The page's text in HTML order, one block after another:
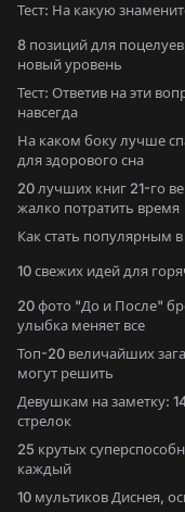
Тест: На какую
8 позиций для
новый уровень
Тест: Ответив на эти
навсегда
На каком боку лучше
для здорового сна
20 лучших книг 21-го
жалко потратить время
Как стать популярным
10 свежих идей для
20 фото "До и После"
улыбка меняет все
Топ-20 величайших
могут решить
Девушкам на заметку:
стрелок
25 крутых
каждый
10 мультиков Диснея,